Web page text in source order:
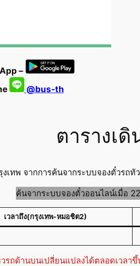
–
@bus-th
ตารางเดิ
เทพ จากการค้นจากระบบจองตั๋วรถ
ค้นจากระบบจองตั๋วออนไลน์เมื่อ
เวลาถึง(กรุงเทพ-หมอชิต2)
รถด้านบนเปลี่ยนแปลงได้ตลอดเวลา